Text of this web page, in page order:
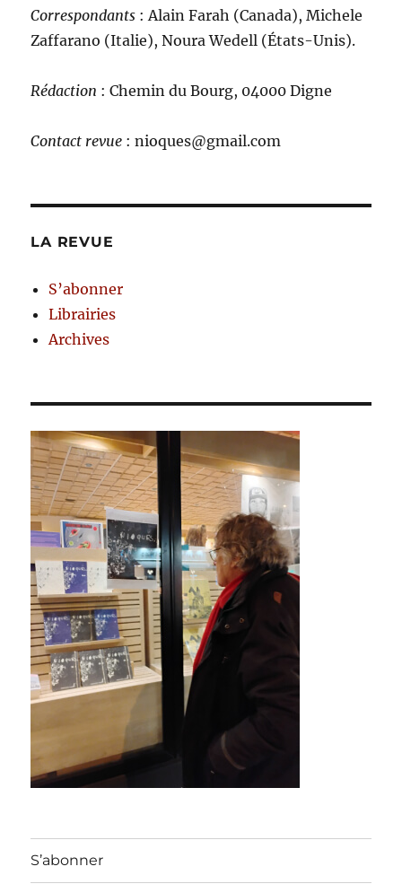
Correspondants : Alain Farah (Canada), Michele
Zaffarano (Italie), Noura Wedell (États-Unis).
Rédaction : Chemin du Bourg, 04000 Digne
Contact revue : nioques@gmail.com
LA REVUE
S’abonner
Librairies
Archives
S’abonner